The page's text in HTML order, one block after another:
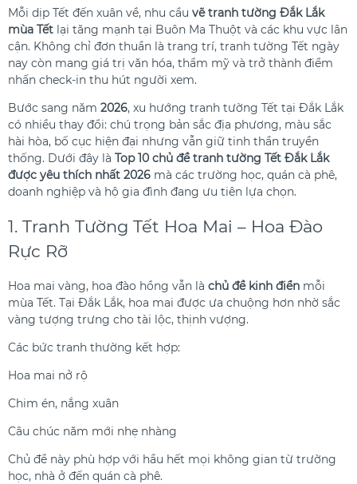
Mỗi dịp Tết đến xuân về, nhu cầu vẽ tranh tường Đắk Lắk
mùa Tết lại tăng mạnh tại Buôn Ma Thuột và các khu vực lân
cận. Không chỉ đơn thuần là trang trí, tranh tường Tết ngày
nay còn mang giá trị văn hóa, thẩm mỹ và trở thành điểm
nhấn check-in thu hút người xem.
Bước sang năm 2026, xu hướng tranh tường Tết tại Đắk Lắk
có nhiều thay đổi: chú trọng bản sắc địa phương, màu sắc
hài hòa, bố cục hiện đại nhưng vẫn giữ tinh thần truyền
thống. Dưới đây là Top 10 chủ đề tranh tường Tết Đắk Lắk
được yêu thích nhất 2026 mà các trường học, quán cà phê,
doanh nghiệp và hộ gia đình đang ưu tiên lựa chọn.
1. Tranh Tường Tết Hoa Mai – Hoa Đào
Rực Rỡ
Hoa mai vàng, hoa đào hồng vẫn là chủ đề kinh điển mỗi
mùa Tết. Tại Đắk Lắk, hoa mai được ưa chuộng hơn nhờ sắc
vàng tượng trưng cho tài lộc, thịnh vượng.
Các bức tranh thường kết hợp:
Hoa mai nở rộ
Chim én, nắng xuân
Câu chúc năm mới nhẹ nhàng
Chủ đề này phù hợp với hầu hết mọi không gian từ trường
học, nhà ở đến quán cà phê.